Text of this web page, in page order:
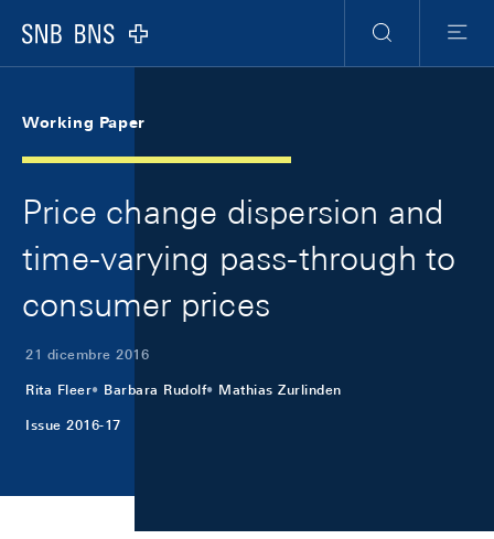
Logo
Ricerca
Menu
Working Paper
Price change dispersion and
time-varying pass-through to
consumer prices
21 dicembre 2016
Rita Fleer Barbara Rudolf Mathias Zurlinden
Issue 2016-17